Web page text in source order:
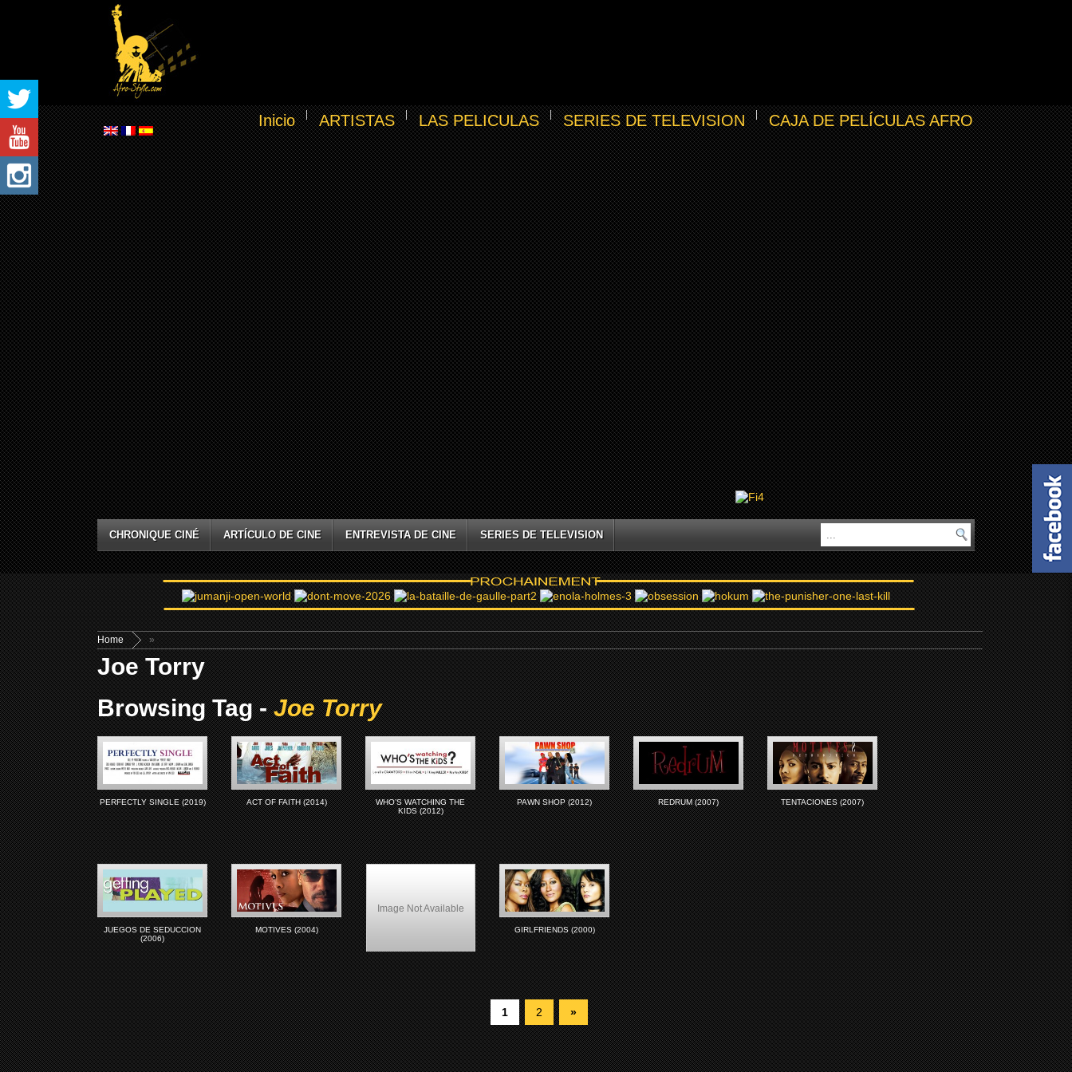
Inicio ARTISTAS LAS PELICULAS SERIES DE TELEVISION CAJA DE PELÍCULAS AFRO
CHRONIQUE CINÉ ARTÍCULO DE CINE ENTREVISTA DE CINE SERIES DE TELEVISION
Home »
Joe Torry
Browsing Tag -Joe Torry
PERFECTLY SINGLE (2019) ACT OF FAITH (2014)
WHO’S WATCHING THE
KIDS (2012)
PAWN SHOP (2012) REDRUM (2007) TENTACIONES (2007)
JUEGOS DE SEDUCCION
(2006)
MOTIVES (2004)
Image Not Available
Lockdown (2000)
GIRLFRIENDS (2000)
1 2 »